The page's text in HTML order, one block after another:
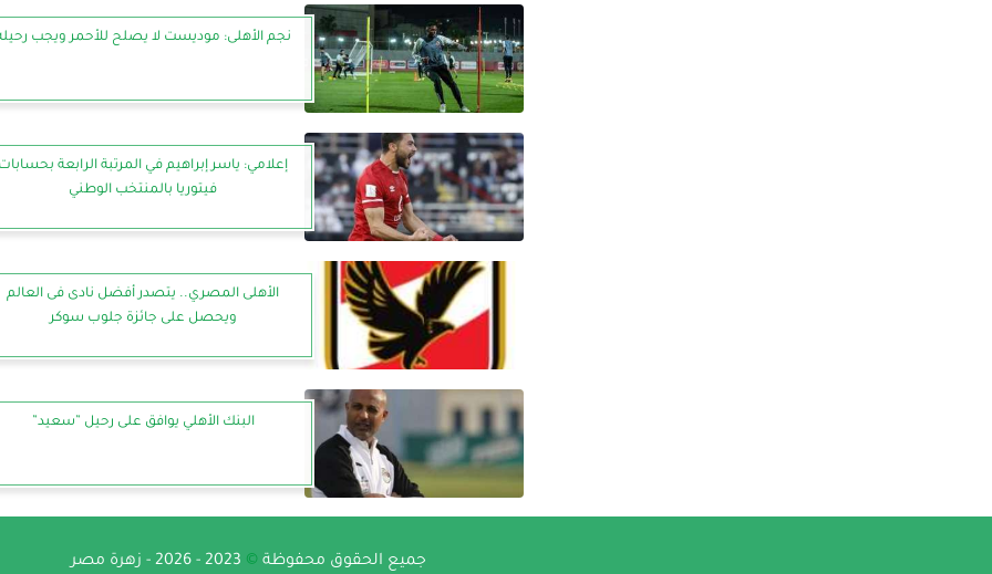
نجم الأهلى: موديست لا يصلح للأحمر ويجب
إعلامي: ياسر إبراهيم في المرتبة الرابعة بحسابات
فيتوريا بالمنتخب الوطني
الأهلى المصري.. يتصدر أفضل نادى فى العالم
ويحصل على جائزة جلوب سوكر
البنك الأهلي يوافق على رحيل ”سعيد”
جميع الحقوق محفوظة ©